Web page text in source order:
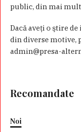
public, din mai
Dacă aveţi o ştire
din diverse motive,
admin@presa-
Recomandate
Noi